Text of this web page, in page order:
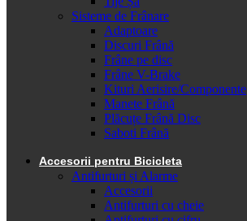
Sisteme de Frânare
Adaptoare
Discuri Frână
Frâne pe disc
Frâne V-Brake
Kituri Aerisire/Componente
Manete Frână
Plăcuțe Frână Disc
Saboti Frână
Accesorii pentru Bicicleta
Antifurturi și Alarme
Accesorii
Antifurturi cu cheie